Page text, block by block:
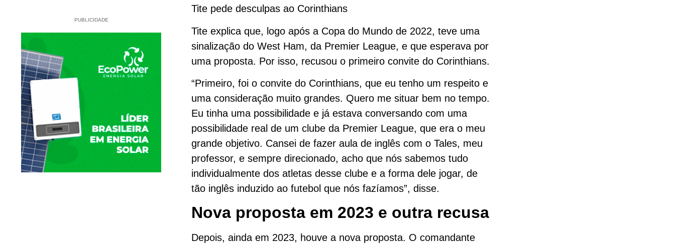
PUBLICIDADE
Tite pede desculpas ao Corinthians
Tite explica que, logo após a Copa do Mundo de 2022, teve uma
sinalização do West Ham, da Premier League, e que esperava por
uma proposta. Por isso, recusou o primeiro convite do Corinthians.
“Primeiro, foi o convite do Corinthians, que eu tenho um respeito e
uma consideração muito grandes. Quero me situar bem no tempo.
Eu tinha uma possibilidade e já estava conversando com uma
possibilidade real de um clube da Premier League, que era o meu
grande objetivo. Cansei de fazer aula de inglês com o Tales, meu
professor, e sempre direcionado, acho que nós sabemos tudo
individualmente dos atletas desse clube e a forma dele jogar, de
tão inglês induzido ao futebol que nós fazíamos”, disse.
Nova proposta em 2023 e outra recusa
Depois, ainda em 2023, houve a nova proposta. O comandante